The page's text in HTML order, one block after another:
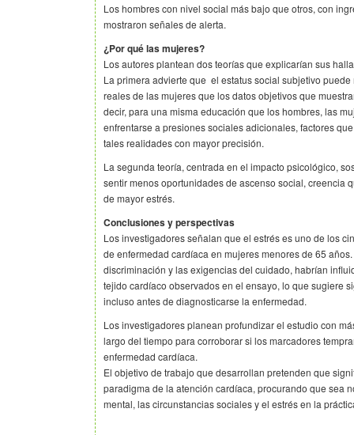
Los hombres con nivel social más bajo que otros, con
mostraron señales de alerta.
¿Por qué las mujeres?
Los autores plantean dos teorías que explicarían sus
La primera advierte que el estatus social subjetivo
reales de las mujeres que los datos objetivos que
decir, para una misma educación que los hombres, las
enfrentarse a presiones sociales adicionales, factores
tales realidades con mayor precisión.
La segunda teoría, centrada en el impacto psicológico,
sentir menos oportunidades de ascenso social, creencia
de mayor estrés.
Conclusiones y perspectivas
Los investigadores señalan que el estrés es uno de los
de enfermedad cardíaca en mujeres menores de 65
discriminación y las exigencias del cuidado, habrían
tejido cardíaco observados en el ensayo, lo que sugiere
incluso antes de diagnosticarse la enfermedad.
Los investigadores planean profundizar el estudio con
largo del tiempo para corroborar si los marcadores
enfermedad cardíaca.
El objetivo de trabajo que desarrollan pretenden que
paradigma de la atención cardíaca, procurando que sea
mental, las circunstancias sociales y el estrés en la